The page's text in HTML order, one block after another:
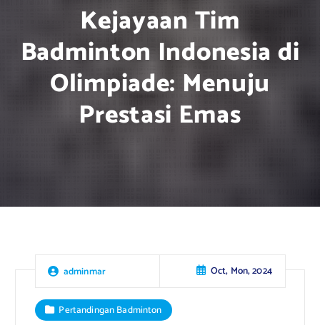
Kejayaan Tim
Badminton Indonesia di
Olimpiade: Menuju
Prestasi Emas
adminmar Oct, Mon, 2024
Pertandingan Badminton